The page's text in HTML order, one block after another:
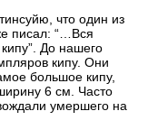
что один из
писал: “…Вся
До нашего
кипу. Они
большое кипу,
6 см. Часто
умершего на